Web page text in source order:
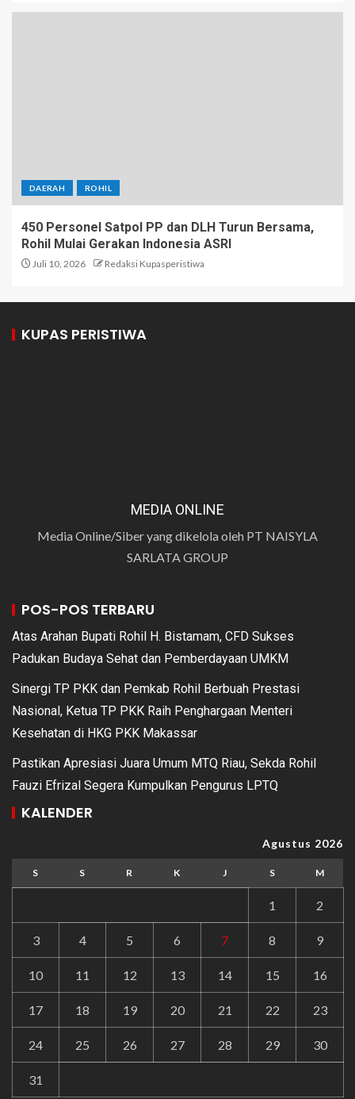
DAERAH ROHIL
450 Personel Satpol PP dan DLH Turun Bersama,
Rohil Mulai Gerakan Indonesia ASRI
Juli 10, 2026 Redaksi Kupasperistiwa
KUPAS PERISTIWA
MEDIA ONLINE
Media Online/Siber yang dikelola oleh PT NAISYLA
SARLATA GROUP
POS-POS TERBARU
Atas Arahan Bupati Rohil H. Bistamam, CFD Sukses
Padukan Budaya Sehat dan Pemberdayaan UMKM
Sinergi TP PKK dan Pemkab Rohil Berbuah Prestasi
Nasional, Ketua TP PKK Raih Penghargaan Menteri
Kesehatan di HKG PKK Makassar
Pastikan Apresiasi Juara Umum MTQ Riau, Sekda Rohil
Fauzi Efrizal Segera Kumpulkan Pengurus LPTQ
KALENDER
Agustus 2026
S S R K J S M
1 2
3 4 5 6 7 8 9
10 11 12 13 14 15 16
17 18 19 20 21 22 23
24 25 26 27 28 29 30
31